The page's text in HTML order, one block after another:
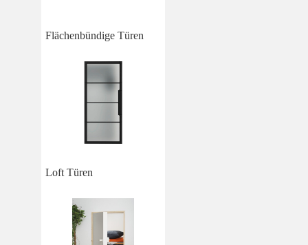
Flächenbündige Türen
Loft Türen